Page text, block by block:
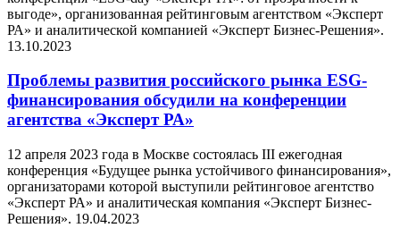
выгоде», организованная рейтинговым агентством «Эксперт
РА» и аналитической компанией «Эксперт Бизнес-Решения».
13.10.2023
Проблемы развития российского рынка ESG-
финансирования обсудили на конференции
агентства «Эксперт РА»
12 апреля 2023 года в Москве состоялась III ежегодная
конференция «Будущее рынка устойчивого финансирования»,
организаторами которой выступили рейтинговое агентство
«Эксперт РА» и аналитическая компания «Эксперт Бизнес-
Решения». 19.04.2023